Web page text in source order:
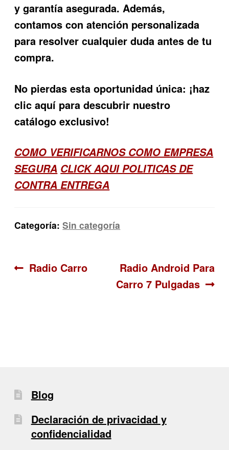
y garantía asegurada. Además,
contamos con atención personalizada
para resolver cualquier duda antes de tu
compra.
No pierdas esta oportunidad única: ¡haz
clic aquí para descubrir nuestro
catálogo exclusivo!
COMO VERIFICARNOS COMO EMPRESA
SEGURA CLICK AQUI POLITICAS DE
CONTRA ENTREGA
Categoría:Sin categoría
Navegación
Anterior:
Radio Carro Siguiente:
Radio Android Para
Carro 7 Pulgadas
Blog
Declaración de privacidad y
confidencialidad